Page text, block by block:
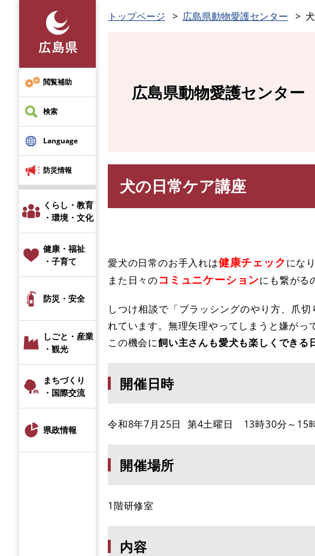
先
頭
で
す
閲覧補助
検索
Language
防災情報
くらし・教育
・環境・文化
健康・福祉
・子育て
防災・安全
しごと・産業
・観光
まちづくり
・国際交流
県政情報
トップページ 広島県動物愛護センター
広島県動物愛護センター
犬の日常ケア講座
愛犬の日常のお手入れは健康チェックにな
また日々のコミュニケーションにも繋がる
しつけ相談で「ブラッシングのやり方、爪
れています。無理矢理やってしまうと嫌がっ
この機会に飼い主さんも愛犬も楽しくできる
開催日時
令和8年7月25日 第4土曜日 13時30分～15
開催場所
1階研修室
内容